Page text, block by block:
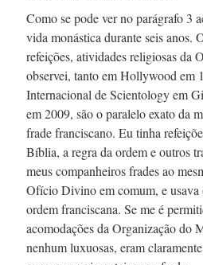
Como se pode ver noparágrafo 3
vida monástica durante seis anos.
refeições, atividades religiosas da
observei, tanto em Hollywood em
Internacional de Scientology em
em 2009, são o paralelo exato da
frade franciscano. Eu tinha
Bíblia, a regra da ordem e outros
meus companheiros frades ao
Ofício Divino em comum, e usava
ordem franciscana. Se me é
acomodações da Organização do
nenhum luxuosas, eram